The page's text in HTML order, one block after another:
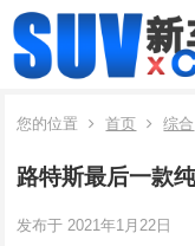
您的位置 首页 综合
路特斯最后一款
发布于 2021年1月22日